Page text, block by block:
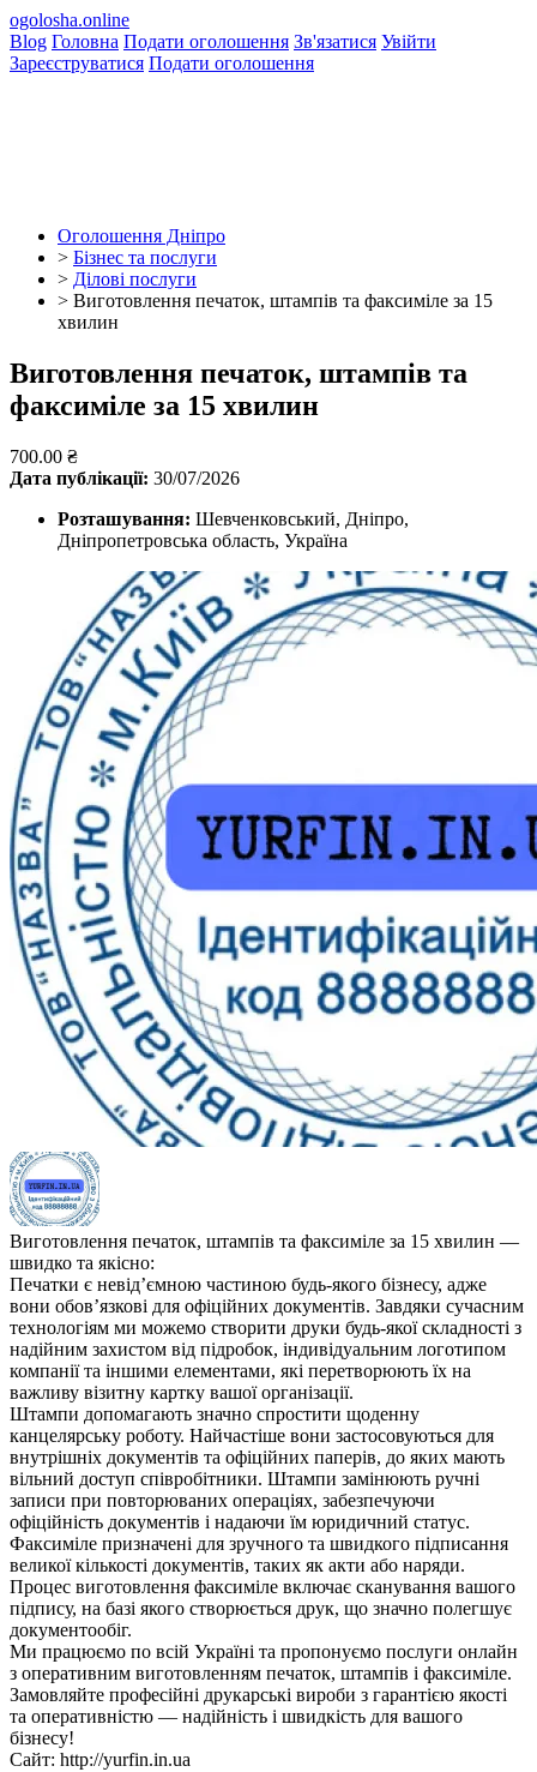
ogolosha.online
Blog Головна Подати оголошення Зв'язатися Увійти
Зареєструватися Подати оголошення
Оголошення Дніпро
> Бізнес та послуги
> Ділові послуги
> Виготовлення печаток, штампів та факсиміле за 15
хвилин
Виготовлення печаток, штампів та
факсиміле за 15 хвилин
700.00 ₴
Дата публікації: 30/07/2026
Розташування: Шевченковський, Дніпро,
Дніпропетровська область, Україна
Виготовлення печаток, штампів та факсиміле за 15 хвилин —
швидко та якісно:
Печатки є невід’ємною частиною будь-якого бізнесу, адже
вони обов’язкові для офіційних документів. Завдяки сучасним
технологіям ми можемо створити друки будь-якої складності з
надійним захистом від підробок, індивідуальним логотипом
компанії та іншими елементами, які перетворюють їх на
важливу візитну картку вашої організації.
Штампи допомагають значно спростити щоденну
канцелярську роботу. Найчастіше вони застосовуються для
внутрішніх документів та офіційних паперів, до яких мають
вільний доступ співробітники. Штампи замінюють ручні
записи при повторюваних операціях, забезпечуючи
офіційність документів і надаючи їм юридичний статус.
Факсиміле призначені для зручного та швидкого підписання
великої кількості документів, таких як акти або наряди.
Процес виготовлення факсиміле включає сканування вашого
підпису, на базі якого створюється друк, що значно полегшує
документообіг.
Ми працюємо по всій Україні та пропонуємо послуги онлайн
з оперативним виготовленням печаток, штампів і факсиміле.
Замовляйте професійні друкарські вироби з гарантією якості
та оперативністю — надійність і швидкість для вашого
бізнесу!
Сайт: http://yurfin.in.ua